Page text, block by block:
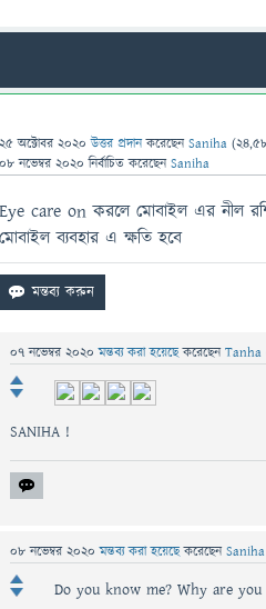
25 অক্টোবর 2020 উত্তর প্রদান করেছেনSaniha (
08 নভেম্বর 2020 নির্বাচিত করেছেনSaniha
Eye care on করলে মোবাইল এর নীল
মোবাইল ব্যবহার এ ক্ষতি হবে
07 নভেম্বর 2020 মন্তব্য করা হয়েছেকরেছেনTanha
SANIHA !
08 নভেম্বর 2020 মন্তব্য করা হয়েছেকরেছেনSaniha
Do you know me? Why are